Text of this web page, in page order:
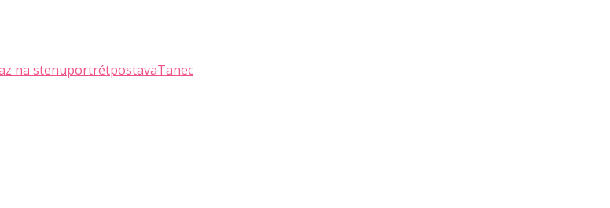
na stenuportrétpostavaTanec